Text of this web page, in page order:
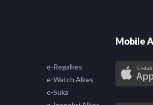
e-Regalkes
e-Watch Alkes
e-Suka
Mobile